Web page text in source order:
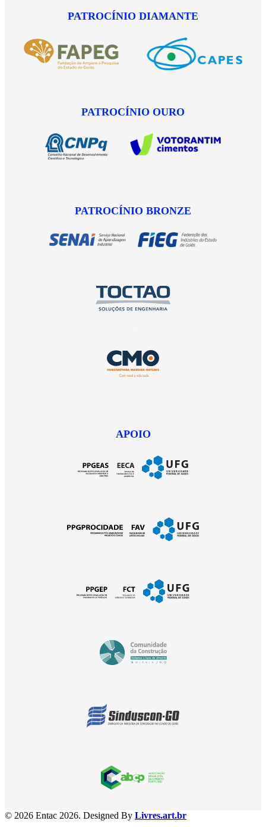
PATROCÍNIO DIAMANTE
PATROCÍNIO OURO
PATROCÍNIO BRONZE
APOIO
© 2026 Entac 2026. Designed By Livres.art.br